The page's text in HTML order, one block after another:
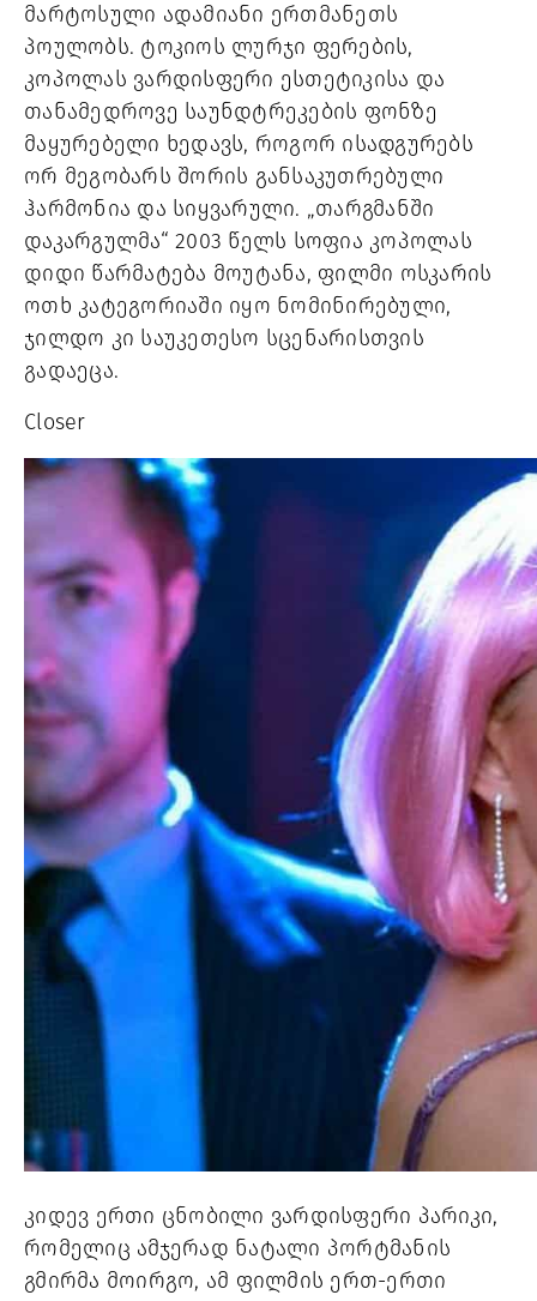
მარტოსული ადამიანი ერთმანეთს
პოულობს. ტოკიოს ლურჯი ფერების,
კოპოლას ვარდისფერი ესთეტიკისა და
თანამედროვე საუნდტრეკების ფონზე
მაყურებელი ხედავს, როგორ ისადგურებს
ორ მეგობარს შორის განსაკუთრებული
ჰარმონია და სიყვარული. „თარგმანში
დაკარგულმა“ 2003 წელს სოფია კოპოლას
დიდი წარმატება მოუტანა, ფილმი ოსკარის
ოთხ კატეგორიაში იყო ნომინირებული,
ჯილდო კი საუკეთესო სცენარისთვის
გადაეცა.
Closer
კიდევ ერთი ცნობილი ვარდისფერი პარიკი,
რომელიც ამჯერად ნატალი პორტმანის
გმირმა მოირგო, ამ ფილმის ერთ-ერთი